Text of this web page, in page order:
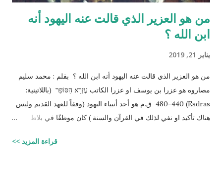
من هو العزير الذي قالت عنه اليهود أنه
ابن الله ؟
يناير 21, 2019
من هو العزير الذي قالت عنه اليهود أنه ابن الله ؟ بقلم : محمد سليم
مصاروه هو عزرا بن يوسف او عزرا الكاتب עֶזְרָא הַסּוֹפֵר (باللاتينية:
Esdras) 480-440 ق.م هو أحد أنبياء اليهود (وفقاً للعهد القديم وليس
هناك تأكيد او نفي لذلك في القرآن والسنة ) كان موظفًا في بلاط
اليهودية وكان ملماً بالتوراة ومدرساً لتعاليمها وكذلك كان كاتباً ماهراً
قراءة المزيد >>